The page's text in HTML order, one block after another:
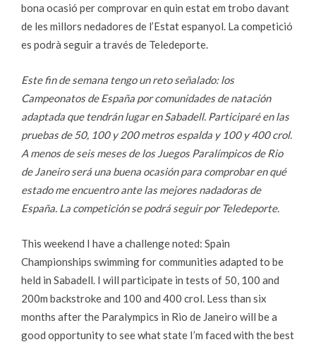
bona ocasió per comprovar en quin estat em trobo davant
de les millors nedadores de l’Estat espanyol. La competició
es podrà seguir a través de Teledeporte.
Este fin de semana tengo un reto señalado: los
Campeonatos de España por comunidades de natación
adaptada que tendrán lugar en Sabadell. Participaré en las
pruebas de 50, 100 y 200 metros espalda y 100 y 400 crol.
A menos de seis meses de los Juegos Paralímpicos de Rio
de Janeiro será una buena ocasión para comprobar en qué
estado me encuentro ante las mejores nadadoras de
España. La competición se podrá seguir por Teledeporte.
This weekend I have a challenge noted: Spain
Championships swimming for communities adapted to be
held in Sabadell. I will participate in tests of 50, 100 and
200m backstroke and 100 and 400 crol. Less than six
months after the Paralympics in Rio de Janeiro will be a
good opportunity to see what state I’m faced with the best